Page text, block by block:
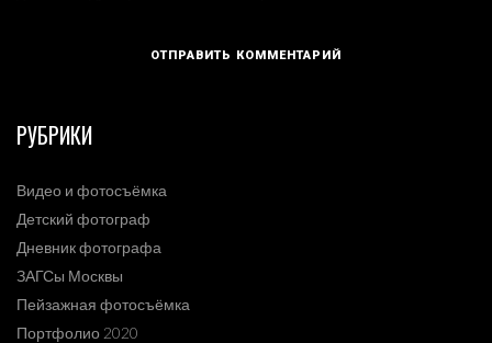
РУБРИКИ
Видео и фотосъёмка
Детский фотограф
Дневник фотографа
ЗАГСы Москвы
Пейзажная фотосъёмка
Портфолио 2020